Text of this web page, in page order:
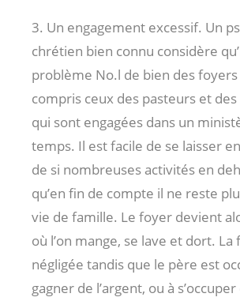
3. Un engagement excessif. Un
chrétien bien connu considère
problème No.l de bien des
compris ceux des pasteurs et
qui sont engagées dans un
temps. Il est facile de se laisser
de si nombreuses activités en
qu’en fin de compte il ne reste
vie de famille. Le foyer devient
où l’on mange, se lave et dort.
négligée tandis que le père est
gagner de l’argent, ou à